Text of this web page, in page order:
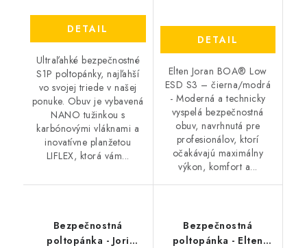
DETAIL
Ultraľahké bezpečnostné
S1P poltopánky, najľahší
vo svojej triede v našej
ponuke. Obuv je vybavená
NANO tužinkou s
karbónovými vláknami a
inovatívne planžetou
LIFLEX, ktorá vám...
DETAIL
Elten Joran BOA® Low
ESD S3 – čierna/modrá
- Moderná a technicky
vyspelá bezpečnostná
obuv, navrhnutá pre
profesionálov, ktorí
očakávajú maximálny
výkon, komfort a...
Bezpečnostná
poltopánka - Jori
Bezpečnostná
poltopánka - Elten